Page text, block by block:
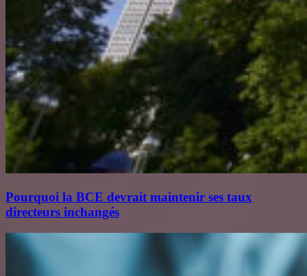
Pourquoi la BCE devrait maintenir ses taux
directeurs inchangés